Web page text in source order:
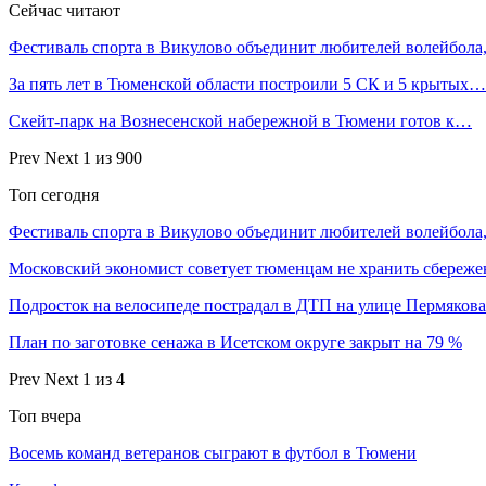
Сейчас читают
Фестиваль спорта в Викулово объединит любителей
За пять лет в Тюменской области построили 5 СК и 5 крытых…
Скейт-парк на Вознесенской набережной в Тюмени готов к…
Prev Next 1 из 900
Топ сегодня
Фестиваль спорта в Викулово объединит любителей
Московский экономист советует тюменцам не хранить
Подросток на велосипеде пострадал в ДТП на улице
План по заготовке сенажа в Исетском округе закрыт на 79 %
Prev Next 1 из 4
Топ вчера
Восемь команд ветеранов сыграют в футбол в Тюмени